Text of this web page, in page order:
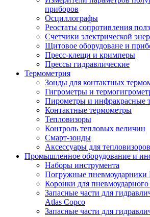
приборов
Осциллографы
Реостаты сопротивления
Счетчики электрической
Щитовое оборудоване и
Пресс-клещи и кримперы
Прессы гидравлические
Термометрия
Зонды для контактных
Гигрометры и
Пирометры и инфракрасные
Контактные термометры
Тепловизоры
Контроль тепловых величин
Смарт-зонды
Аксессуары для тепловизоров
Промышленное оборудование и
Наборы инструмента
Погружные пневмоударники
Коронки для пневмоударного
Запасные части для
Atlas Copco
Запасные части для